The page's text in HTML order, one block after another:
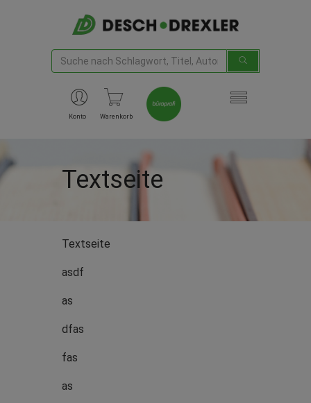
Konto Warenkorb
Textseite
Textseite
asdf
as
dfas
fas
as